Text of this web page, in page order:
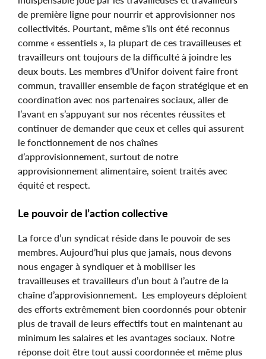
de première ligne pour nourrir et approvisionner nos
collectivités. Pourtant, même s’ils ont été reconnus
comme « essentiels », la plupart de ces travailleuses et
travailleurs ont toujours de la difficulté à joindre les
deux bouts. Les membres d’Unifor doivent faire front
commun, travailler ensemble de façon stratégique et en
coordination avec nos partenaires sociaux, aller de
l’avant en s’appuyant sur nos récentes réussites et
continuer de demander que ceux et celles qui assurent
le fonctionnement de nos chaînes
d’approvisionnement, surtout de notre
approvisionnement alimentaire, soient traités avec
équité et respect.
Le pouvoir de l’action collective
La force d’un syndicat réside dans le pouvoir de ses
membres. Aujourd’hui plus que jamais, nous devons
nous engager à syndiquer et à mobiliser les
travailleuses et travailleurs d’un bout à l’autre de la
chaîne d’approvisionnement. Les employeurs déploient
des efforts extrêmement bien coordonnés pour obtenir
plus de travail de leurs effectifs tout en maintenant au
minimum les salaires et les avantages sociaux. Notre
réponse doit être tout aussi coordonnée et même plus